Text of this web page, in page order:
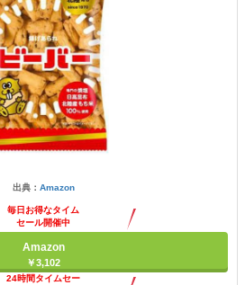
出典： Amazon
毎日お得なタイム
セール開催中
Amazon
￥3,102
24時間タイムセー